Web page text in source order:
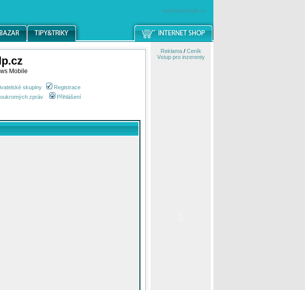
windowsmobile.cz
Mobile
skupiny
Registrace
zpráv Přihlášení
Reklama/ Ceník
Vstup pro inzerenty